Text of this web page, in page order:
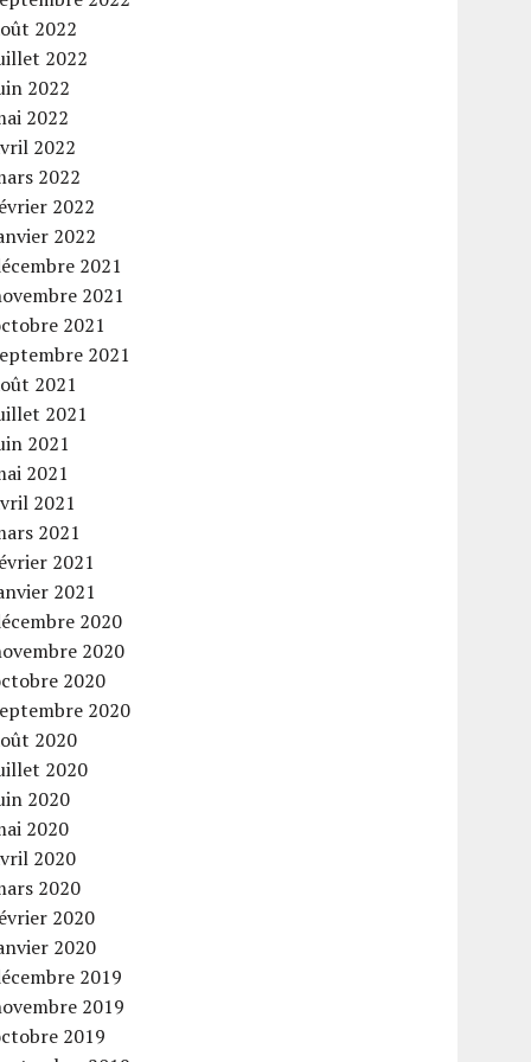
2022
2022
2022
2022
2022
2022
2022
2022
2021
2021
2021
2021
2021
2021
2021
2021
2021
2021
2021
2021
2020
2020
2020
2020
2020
2020
2020
2020
2020
2020
2020
2020
2019
2019
2019